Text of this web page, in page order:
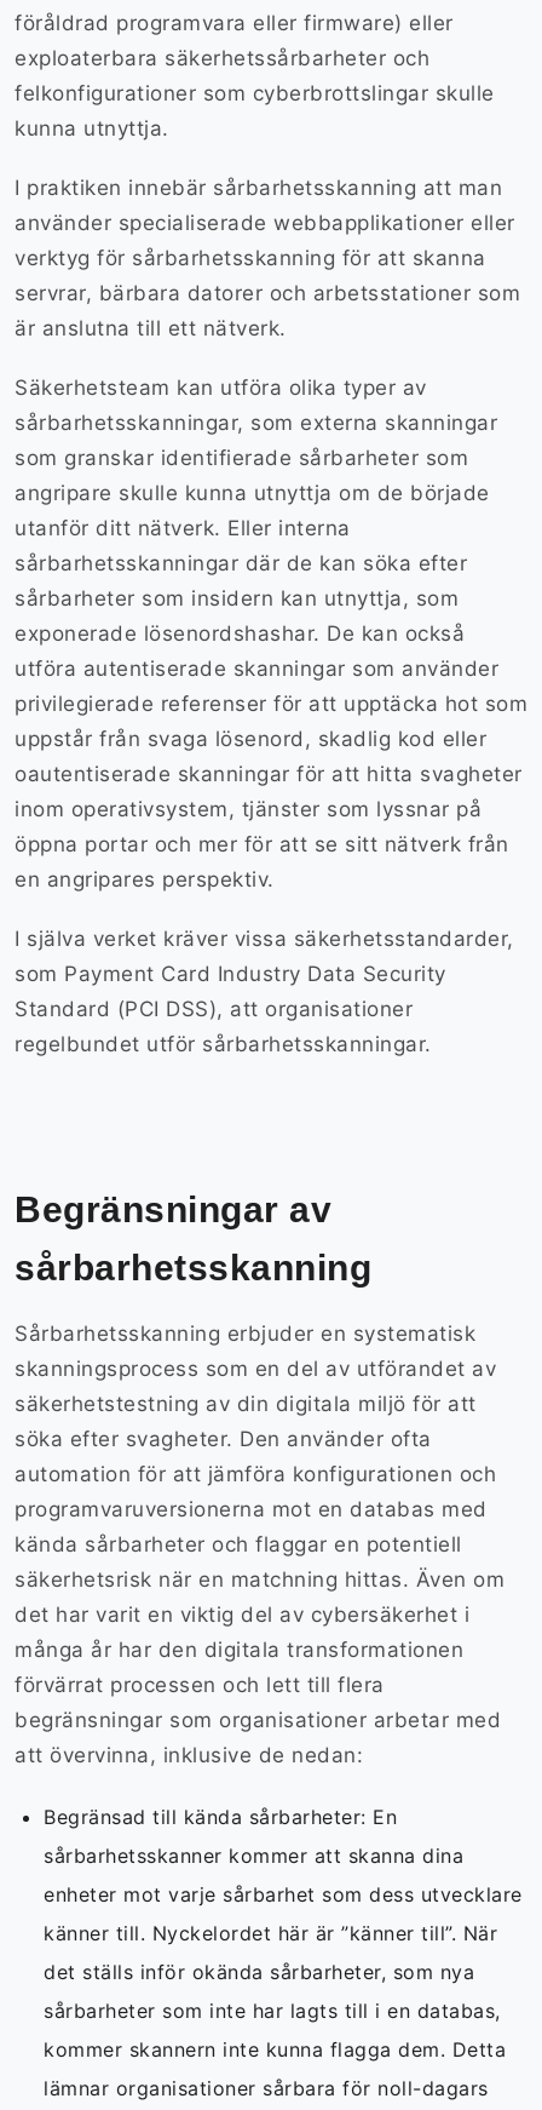
föråldrad programvara eller firmware) eller
exploaterbara säkerhetssårbarheter och
felkonfigurationer som cyberbrottslingar skulle
kunna utnyttja.
I praktiken innebär sårbarhetsskanning att man
använder specialiserade webbapplikationer eller
verktyg för sårbarhetsskanning för att skanna
servrar, bärbara datorer och arbetsstationer som
är anslutna till ett nätverk.
Säkerhetsteam kan utföra olika typer av
sårbarhetsskanningar, som externa skanningar
som granskar identifierade sårbarheter som
angripare skulle kunna utnyttja om de började
utanför ditt nätverk. Eller interna
sårbarhetsskanningar där de kan söka efter
sårbarheter som insidern kan utnyttja, som
exponerade lösenordshashar. De kan också
utföra autentiserade skanningar som använder
privilegierade referenser för att upptäcka hot som
uppstår från svaga lösenord, skadlig kod eller
oautentiserade skanningar för att hitta svagheter
inom operativsystem, tjänster som lyssnar på
öppna portar och mer för att se sitt nätverk från
en angripares perspektiv.
I själva verket kräver vissa säkerhetsstandarder,
som Payment Card Industry Data Security
Standard (PCI DSS), att organisationer
regelbundet utför sårbarhetsskanningar.
Begränsningar av
sårbarhetsskanning
Sårbarhetsskanning erbjuder en systematisk
skanningsprocess som en del av utförandet av
säkerhetstestning av din digitala miljö för att
söka efter svagheter. Den använder ofta
automation för att jämföra konfigurationen och
programvaruversionerna mot en databas med
kända sårbarheter och flaggar en potentiell
säkerhetsrisk när en matchning hittas. Även om
det har varit en viktig del av cybersäkerhet i
många år har den digitala transformationen
förvärrat processen och lett till flera
begränsningar som organisationer arbetar med
att övervinna, inklusive de nedan:
Begränsad till kända sårbarheter: En
sårbarhetsskanner kommer att skanna dina
enheter mot varje sårbarhet som dess utvecklare
känner till. Nyckelordet här är ”känner till”. När
det ställs inför okända sårbarheter, som nya
sårbarheter som inte har lagts till i en databas,
kommer skannern inte kunna flagga dem. Detta
lämnar organisationer sårbara för noll-dagars